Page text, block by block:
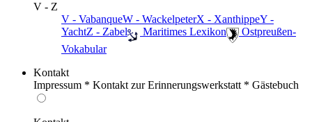
V - Z
V - VabanqueW - WackelpeterX - XanthippeY -
YachtZ - Zabel ️ Maritimes Lexikon
️ Ostpreußen-
Vokabular
Kontakt
Impressum * Kontakt zur Erinnerungswerkstatt * Gästebuch